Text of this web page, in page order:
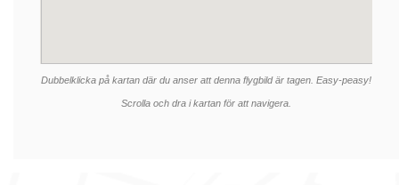
Dubbelklicka på kartan där du anser att denna flygbild är tagen. Easy-peasy!
Scrolla och dra i kartan för att navigera.